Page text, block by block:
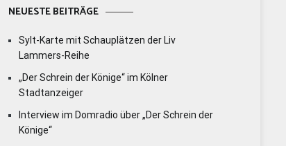
NEUESTE BEITRÄGE
Sylt-Karte mit Schauplätzen der Liv
Lammers-Reihe
„Der Schrein der Könige“ im Kölner
Stadtanzeiger
Interview im Domradio über „Der Schrein der
Könige“